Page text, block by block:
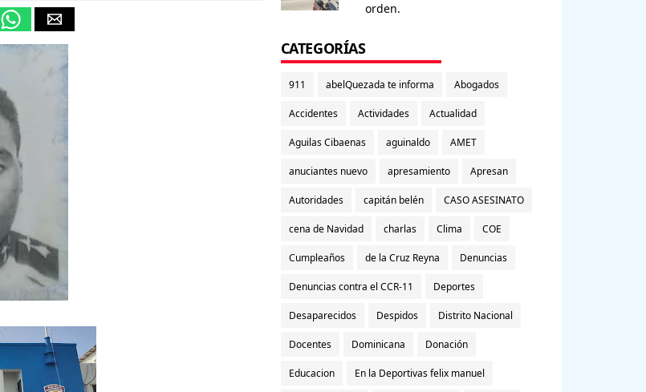
orden.
CATEGORÍAS
911 abelQuezada te informa Abogados
Accidentes Actividades Actualidad
Aguilas Cibaenas aguinaldo AMET
anuciantes nuevo apresamiento Apresan
Autoridades capitán belén CASO ASESINATO
cena de Navidad charlas Clima COE
Cumpleaños de la Cruz Reyna Denuncias
Denuncias contra el CCR-11 Deportes
Desaparecidos Despidos Distrito Nacional
Docentes Dominicana Donación
Educacion En la Deportivas felix manuel